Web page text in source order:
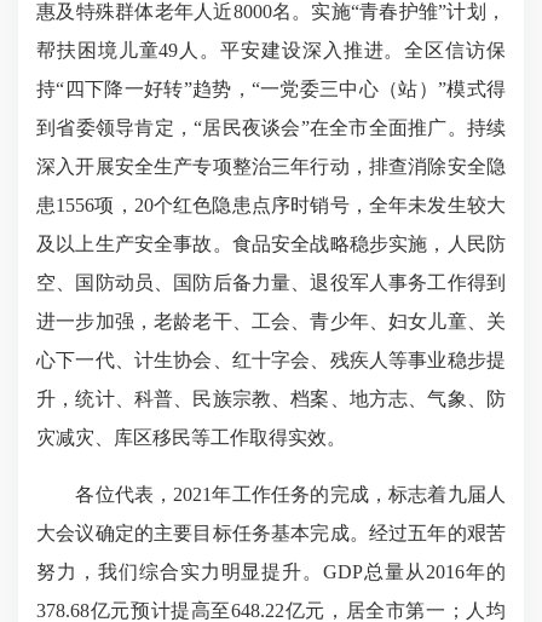
惠及特殊群体老年人近8000名。实施“青春护雏”计划，
帮扶困境儿童49人。平安建设深入推进。全区信访保
持“四下降一好转”趋势，“一党委三中心（站）”模式得
到省委领导肯定，“居民夜谈会”在全市全面推广。持续
深入开展安全生产专项整治三年行动，排查消除安全隐
患1556项，20个红色隐患点序时销号，全年未发生较大
及以上生产安全事故。食品安全战略稳步实施，人民防
空、国防动员、国防后备力量、退役军人事务工作得到
进一步加强，老龄老干、工会、青少年、妇女儿童、关
心下一代、计生协会、红十字会、残疾人等事业稳步提
升，统计、科普、民族宗教、档案、地方志、气象、防
灾减灾、库区移民等工作取得实效。
各位代表，2021年工作任务的完成，标志着九届人
大会议确定的主要目标任务基本完成。经过五年的艰苦
努力，我们综合实力明显提升。GDP总量从2016年的
378.68亿元预计提高至648.22亿元，居全市第一；人均